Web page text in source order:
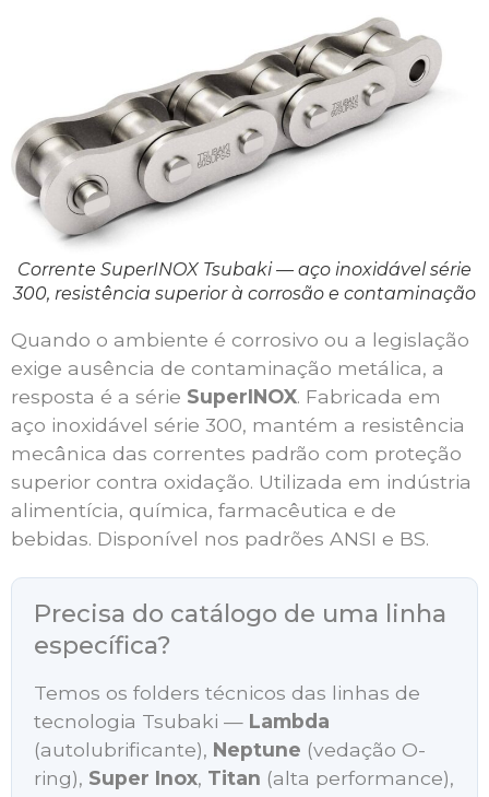
Corrente SuperINOX Tsubaki — aço inoxidável série
300, resistência superior à corrosão e contaminação
Quando o ambiente é corrosivo ou a legislação
exige ausência de contaminação metálica, a
resposta é a série SuperINOX. Fabricada em
aço inoxidável série 300, mantém a resistência
mecânica das correntes padrão com proteção
superior contra oxidação. Utilizada em indústria
alimentícia, química, farmacêutica e de
bebidas. Disponível nos padrões ANSI e BS.
Precisa do catálogo de uma linha
específica?
Temos os folders técnicos das linhas de
tecnologia Tsubaki — Lambda
(autolubrificante), Neptune (vedação O-
ring), Super Inox, Titan (alta performance),